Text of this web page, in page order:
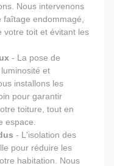
Nous intervenons
endommagé,
votre toit et évitant les
- La pose de
et
installons les
pour garantir
toiture, tout en
espace.
- L'isolation des
pour réduire les
habitation. Nous